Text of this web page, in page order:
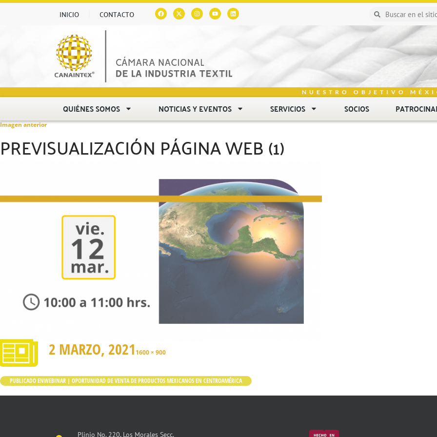
INICIO CONTACTO
NUESTRO OBJETIVO
QUIÉNES SOMOS NOTICIAS Y EVENTOS SERVICIOS SOCIOS
Imagen anterior
PREVISUALIZACIÓN PÁGINA WEB (1)
2 MARZO, 2021 1600 × 900
PUBLICADO ENWEBINAR | OPORTUNIDAD DE VENTA DE PRODUCTOS MEXICANOS EN CENTROAMÉRICA
Plinio No. 220, Los Morales Secc.